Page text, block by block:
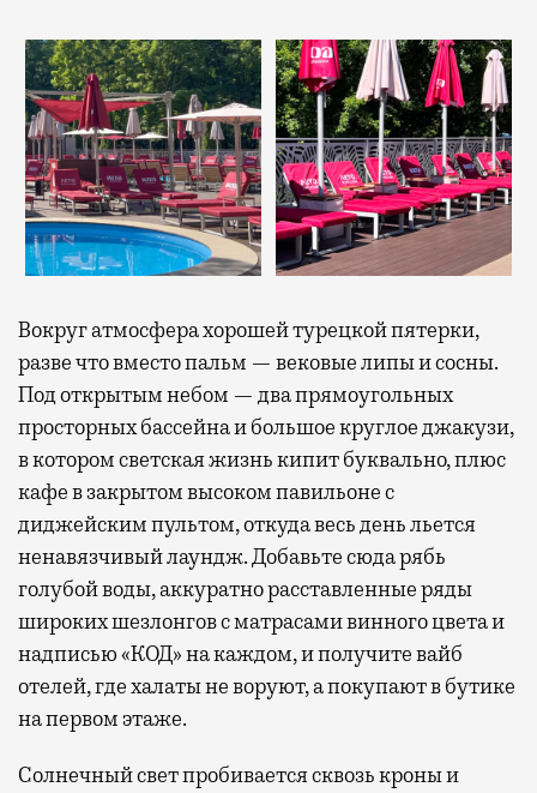
Вокруг атмосфера хорошей турецкой пятерки,
разве что вместо пальм — вековые липы и сосны.
Под открытым небом — два прямоугольных
просторных бассейна и большое круглое джакузи,
в котором светская жизнь кипит буквально, плюс
кафе в закрытом высоком павильоне с
диджейским пультом, откуда весь день льется
ненавязчивый лаундж. Добавьте сюда рябь
голубой воды, аккуратно расставленные ряды
широких шезлонгов с матрасами винного цвета и
надписью «КОД» на каждом, и получите вайб
отелей, где халаты не воруют, а покупают в бутике
на первом этаже.
Солнечный свет пробивается сквозь кроны и